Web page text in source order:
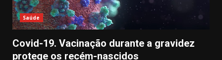
Saúde
Covid-19. Vacinação durante a gravidez
protege os recém-nascidos